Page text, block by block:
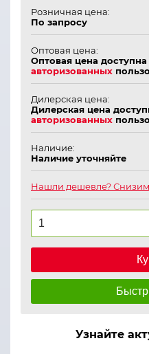
Розничная цена:
По запросу
Оптовая цена:
Оптовая цена
авторизованных
Дилерская цена:
Дилерская цена
авторизованных
Наличие:
Наличие уточняйте
Нашли дешевле?
Узнайте